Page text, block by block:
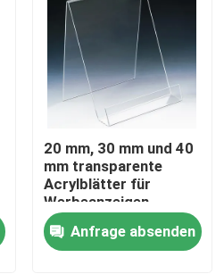
20 mm, 30 mm und 40
mm transparente
Acrylblätter für
Werbeanzeigen
Anfrage absenden